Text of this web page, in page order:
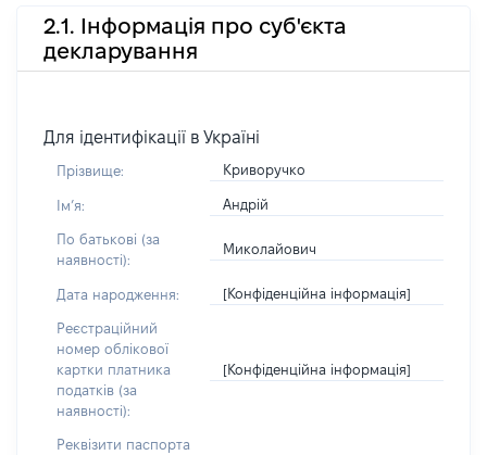
2.1. Інформація про суб'єкта
декларування
Для ідентифікації в Україні
Прізвище: Криворучко
Імʼя: Андрій
По батькові (за
наявності):
Миколайович
Дата народження: [Конфіденційна інформація]
Реєстраційний
номер облікової
картки платника
податків (за
наявності):
[Конфіденційна інформація]
Реквізити паспорта